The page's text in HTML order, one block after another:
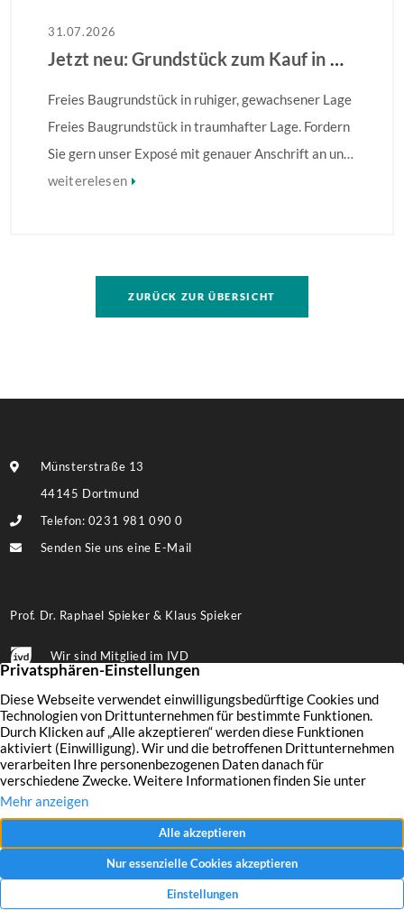
31.07.2026
Jetzt neu: Grundstück zum Kauf in Hamm
Freies Baugrundstück in ruhiger, gewachsener Lage
Freies Baugrundstück in traumhafter Lage. Fordern
Sie gern unser Exposé mit genauer Anschrift an und
erkunden die Lage! Weitere Informationen finden
weiterelesen
ZURÜCK ZUR ÜBERSICHT
Münsterstraße 13
44145 Dortmund
Telefon: 0231 981 090 0
Senden Sie uns eine E-Mail
Prof. Dr. Raphael Spieker & Klaus Spieker
Wir sind Mitglied im IVD
Folgen Sie uns auf Facebook
Immobilien Wertermittlung
Aktuelles
Leistungen
Verkaufen
Unternehmen
Impressum
Vermieten
Referenzen Datenschutz